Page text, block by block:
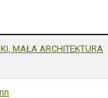
MAŁA ARCHITEKTURA